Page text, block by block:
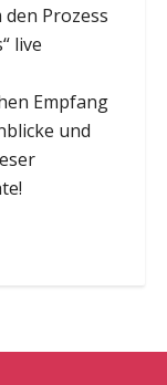
Prozess
live
Empfang
und